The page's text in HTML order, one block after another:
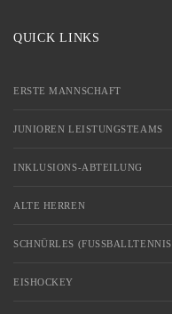
QUICK LINKS
ERSTE MANNSCHAFT
JUNIOREN LEISTUNGSTEAMS
INKLUSIONS-ABTEILUNG
ALTE HERREN
SCHNÜRLES (FUSSBALLTENNIS)
EISHOCKEY